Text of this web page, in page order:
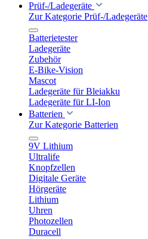
Prüf-/Ladegeräte
Zur Kategorie Prüf-/Ladegeräte
Batterietester
Ladegeräte
Zubehör
E-Bike-Vision
Mascot
Ladegeräte für Bleiakku
Ladegeräte für LI-Ion
Batterien
Zur Kategorie Batterien
9V Lithium
Ultralife
Knopfzellen
Digitale Geräte
Hörgeräte
Lithium
Uhren
Photozellen
Duracell